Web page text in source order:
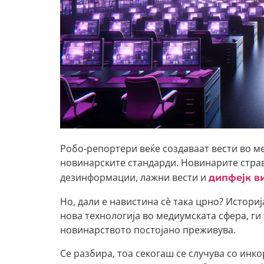
Робо-репортери веќе создаваат вести во
новинарските стандарди. Новинарите
дезинформации, лажни вести и дипфејк
Но, дали е навистина сè така црно?
нова технологија во медиумската сфера,
новинарството постојано преживува.
Се разбира, тоа секогаш се случува со